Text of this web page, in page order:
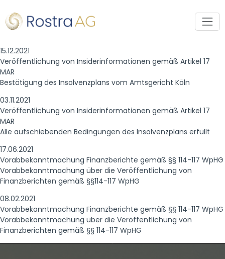
15.12.2021
Veröffentlichung von Insiderinformationen gemäß Artikel 17
MAR
Bestätigung des Insolvenzplans vom Amtsgericht Köln
03.11.2021
Veröffentlichung von Insiderinformationen gemäß Artikel 17
MAR
Alle aufschiebenden Bedingungen des Insolvenzplans erfüllt
17.06.2021
Vorabbekanntmachung Finanzberichte gemäß §§ 114-117 WpHG
Vorabbekanntmachung über die Veröffentlichung von
Finanzberichten gemäß §§114-117 WpHG
08.02.2021
Vorabbekanntmachung Finanzberichte gemäß §§ 114-117 WpHG
Vorabbekanntmachung über die Veröffentlichung von
Finanzberichten gemäß §§ 114-117 WpHG